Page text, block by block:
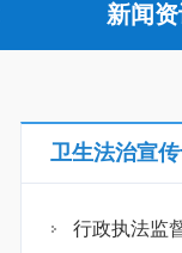
新闻
卫生法治宣
行政执法监